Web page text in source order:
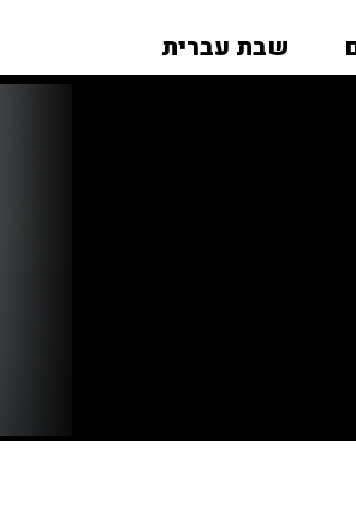
שבת עברית